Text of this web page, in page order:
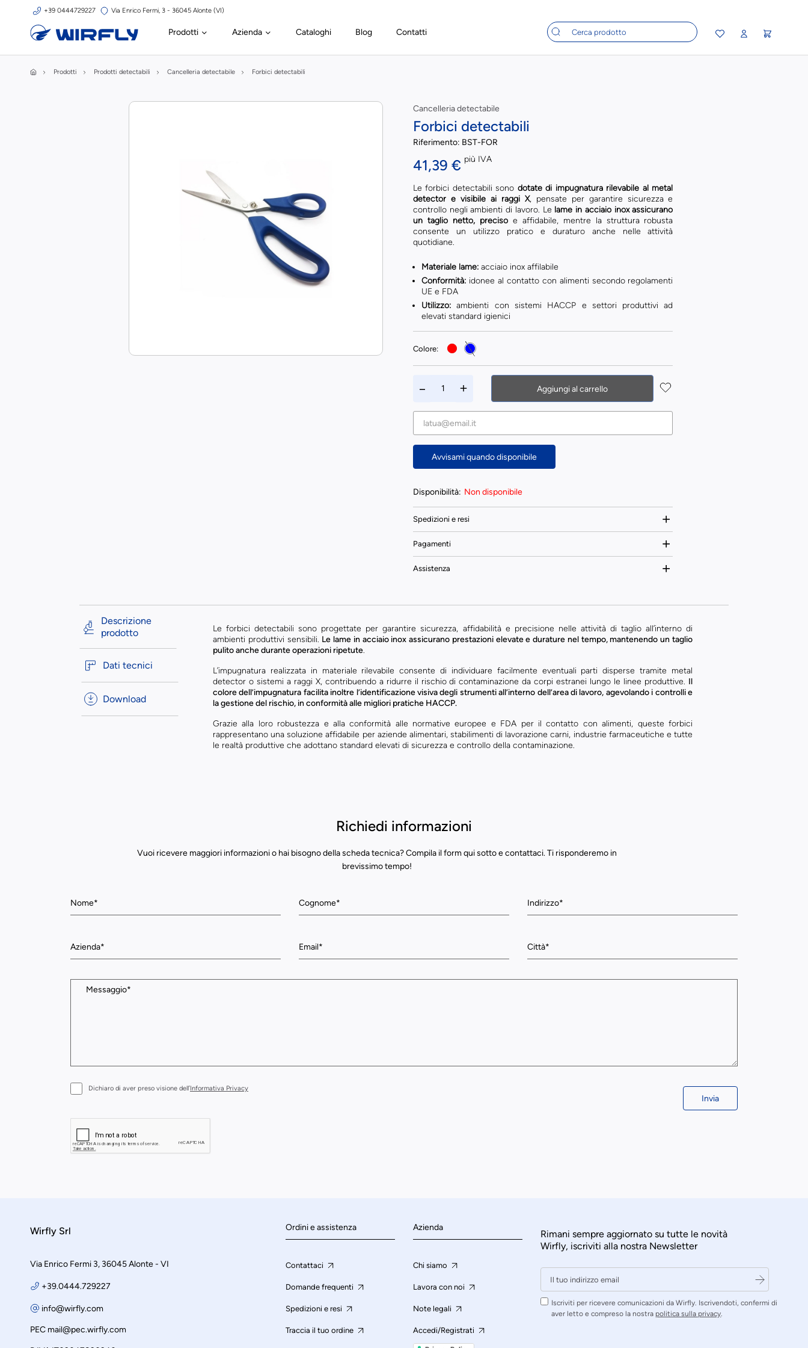
+39 0444729227 Via Enrico Fermi, 3 - 36045 Alonte (VI)
Prodotti Azienda Cataloghi Blog Contatti
Prodotti Prodotti detectabili Cancelleria detectabile Forbici detectabili
Cancelleria detectabile
Forbici detectabili
Riferimento: BST-FOR
41,39 € più IVA
Le forbici detectabili sono dotate di impugnatura rilevabile al metal
detector e visibile ai raggi X, pensate per garantire sicurezza e
controllo negli ambienti di lavoro. Le lame in acciaio inox assicurano
un taglio netto, precisoe affidabile, mentre la struttura robusta
consente un utilizzo pratico e duraturo anche nelle attività
quotidiane.
Materiale lame:acciaio inox affilabile
Conformità:idonee al contatto con alimenti secondo regolamenti
UE e FDA
Utilizzo:ambienti con sistemi HACCP e settori produttivi ad
elevati standard igienici
Colore:
Aggiungi al carrello
Avvisami quando disponibile
Disponibilità: Non disponibile
Spedizioni e resi
Pagamenti
Assistenza
Descrizione
prodotto
Dati tecnici
Download
Le forbici detectabili sono progettate per garantire sicurezza, affidabilità e precisione nelle attività di taglio all’interno di
ambienti produttivi sensibili. Le lame in acciaio inox assicurano prestazioni elevate e durature nel tempo, mantenendo un taglio
pulito anche durante operazioni ripetute.
L’impugnatura realizzata in materiale rilevabile consente di individuare facilmente eventuali parti disperse tramite metal
detector o sistemi a raggi X, contribuendo a ridurre il rischio di contaminazione da corpi estranei lungo le linee produttive. Il
colore dell’impugnatura facilita inoltre l’identificazione visiva degli strumenti all’interno dell’area di lavoro, agevolando i controlli e
la gestione del rischio, in conformità alle migliori pratiche HACCP.
Grazie alla loro robustezza e alla conformità alle normative europee e FDA per il contatto con alimenti, queste forbici
rappresentano una soluzione affidabile per aziende alimentari, stabilimenti di lavorazione carni, industrie farmaceutiche e tutte
le realtà produttive che adottano standard elevati di sicurezza e controllo della contaminazione.
Richiedi informazioni
Vuoi ricevere maggiori informazioni o hai bisogno della scheda tecnica? Compila il form qui sotto e contattaci. Ti risponderemo in
brevissimo tempo!
Dichiaro di aver preso visione dell’Informativa Privacy
Invia
Wirfly Srl
Via Enrico Fermi 3, 36045 Alonte - VI
+39.0444.729227
info@wirfly.com
PEC mail@pec.wirfly.com
Ordini e assistenza
Contattaci
Domande frequenti
Spedizioni e resi
Traccia il tuo ordine
Azienda
Chi siamo
Lavora con noi
Note legali
Accedi/Registrati
Rimani sempre aggiornato su tutte le novità
Wirfly, iscriviti alla nostra Newsletter
Iscriviti per ricevere comunicazioni da Wirfly. Iscrivendoti, confermi di
aver letto e compreso la nostra politica sulla privacy.